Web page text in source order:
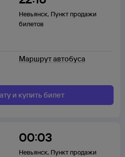
Невьянск, Пункт продажи
билетов
Маршрут автобуса
и купить билет
00:03
Невьянск, Пункт продажи